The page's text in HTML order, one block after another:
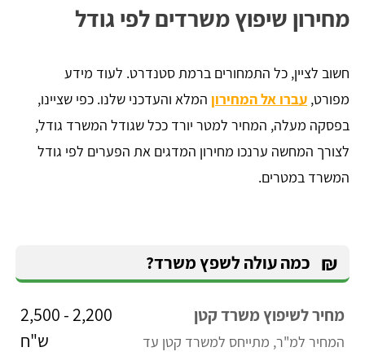
מחירון שיפוץ משרדים לפי גודל
חשוב לציין, כל התמחורים ברמת סטנדרט. לעוד מידע
מפורט, עברו אל המחירון המלא והעדכני שלנו. כפי שציינו,
בפסקה מעלה, המחיר למטר יורד ככל שגודל המשרד גודל,
לצורך המחשה ערנכו מחירון המדגים את הפערים לפי גודל
המשרד במטרים.
₪ כמה עולה לשפץ משרד?
מחיר לשיפוץ משרד קטן
המחיר למ"ר, מתייחס למשרד קטן עד
2,200 - 2,500
ש"ח